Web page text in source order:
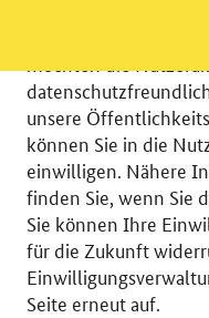
© 2026
RSS
Benutzerhinweise
Impressum
Einwilligungsverwaltung
unsere
können Sie in die
einwilligen. Nähere
finden Sie, wenn Sie
Sie können Ihre
für die Zukunft
Seite erneut auf.